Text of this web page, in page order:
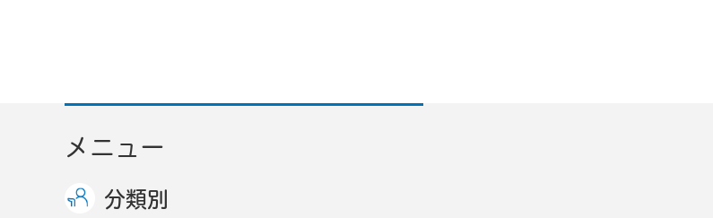
メニュー
分類別